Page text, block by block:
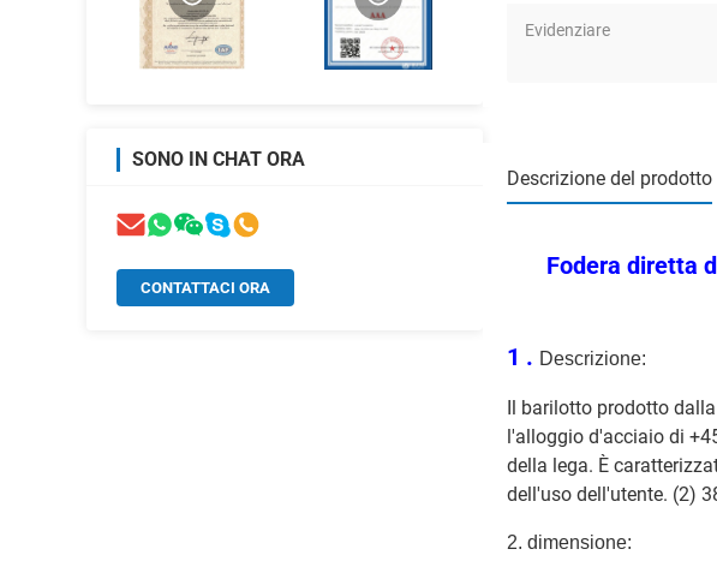
SONO IN CHAT ORA
CONTATTACI ORA
Evidenziare
Descrizione del prodotto
Fodera diretta
1 . Descrizione:
Il barilotto prodotto
l'alloggio d'acciaio di
della lega. È
dell'uso dell'utente. (2)
2. dimensione: